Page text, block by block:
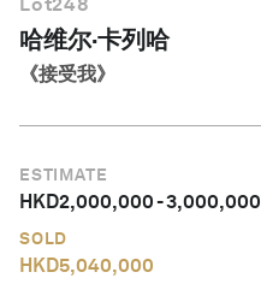
哈维尔·卡列哈
《接受我》
ESTIMATE
HKD2,000,000-3,000,000
SOLD
HKD5,040,000